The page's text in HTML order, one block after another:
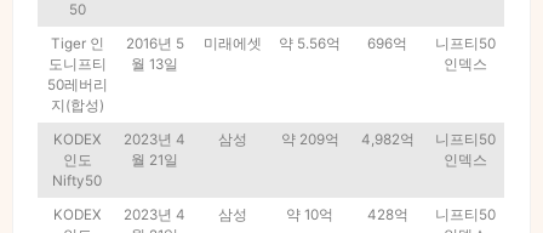
50
Tiger 인
도니프티
50레버리
지(합성)
2016년 5
월 13일
미래에셋 약 5.56억 696억
니프티50
인덱스
KODEX
인도
Nifty50
2023년 4
월 21일
삼성 약 209억 4,982억
니프티50
인덱스
KODEX
2023년 4
삼성 약 10억 428억
니프티50